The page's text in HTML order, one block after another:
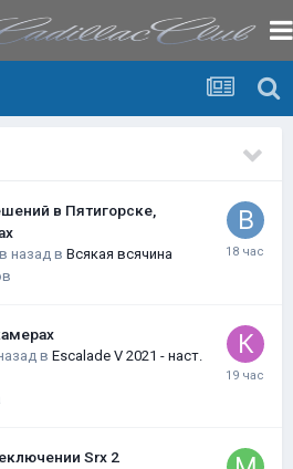
в Пятигорске,
назад в Всякая всячина
в Escalade V 2021 - наст.
Srx 2